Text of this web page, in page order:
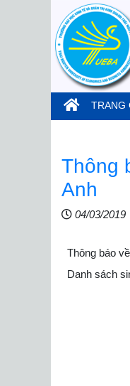
TRANG
Thông
Anh
04/03/2019
Thông báo
Danh sách